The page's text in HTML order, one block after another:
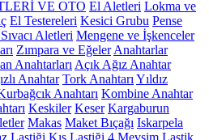
VE OTO El Aletleri Lokma ve
El Testereleri Kesici Grubu Pense
Aletleri Mengene ve İşkenceler
Zımpara ve Eğeler Anahtarlar
Anahtarları Açık Ağız Anahtar
Anahtar Tork Anahtarı Yıldız
Anahtarı Kombine Anahtar
Keskiler Keser Kargaburun
Makas Maket Bıçağı Iskarpela
Lastiği Kış Lastiği 4 Mevsim Lastik